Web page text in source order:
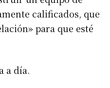
calificados, que
para que esté
a día.